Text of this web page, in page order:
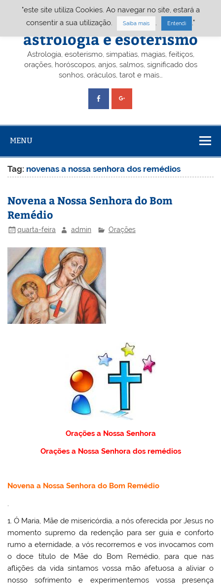
Portal A&E – Portal
astrologia e esoterismo
Astrologia, esoterismo, simpatias, magias, feitiços,
orações, horóscopos, anjos, salmos, significado dos
sonhos, oráculos, tarot e mais…
MENU
Tag: novenas a nossa senhora dos remédios
Novena a Nossa Senhora do Bom
Remédio
quarta-feira admin Orações
Orações a Nossa Senhora
Orações a Nossa Senhora dos remédios
Novena a Nossa Senhora do Bom Remédio
.
1. Ó Maria, Mãe de misericórdia, a nós oferecida por Jesus no
momento supremo da redenção para ser guia e conforto
rumo a eternidade, a vós recorremos e vos invocamos com
o doce título de Mãe do Bom Remédio, para que nas
aflições da vida sintamos vossa mão afetuosa a aliviar o
nosso sofrimento e experimentemos vossa presença
"este site utiliza Cookies. Ao navegar no site, estará a
consentir a sua utilização.
Saiba mais Entendi ."